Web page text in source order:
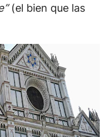
(el bien que las